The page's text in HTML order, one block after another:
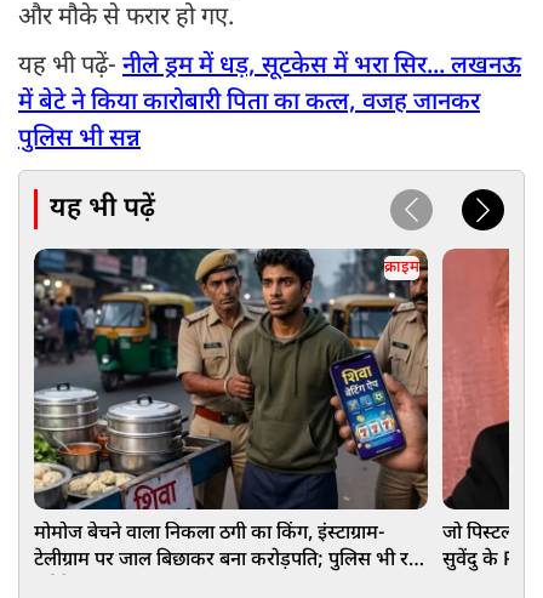
और मौके से फरार हो गए.
यह भी पढ़ें- नीले ड्रम में धड़, सूटकेस में भरा सिर... लखनऊ
में बेटे ने किया कारोबारी पिता का कत्ल, वजह जानकर
पुलिस भी सन्न
यह भी पढ़ें
क्राइम
मोमोज बेचने वाला निकला ठगी का किंग, इंस्टाग्राम-
टेलीग्राम पर जाल बिछाकर बना करोड़पति; पुलिस भी रह
जो पिस्टल
सुवेंदु के PA